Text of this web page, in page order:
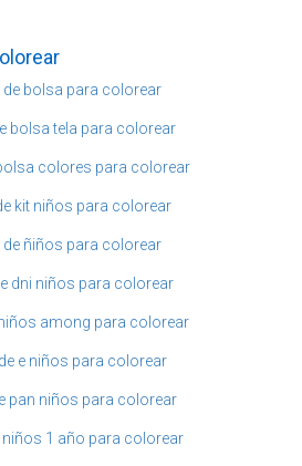
de bolsa para colorear
bolsa tela para colorear
colores para colorear
kit niños para colorear
de ñiños para colorear
dni niños para colorear
among para colorear
e niños para colorear
pan niños para colorear
niños 1 año para colorear